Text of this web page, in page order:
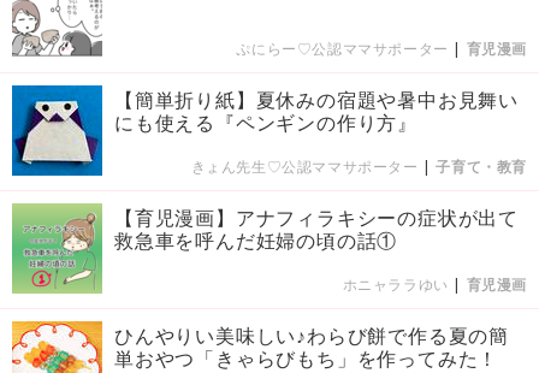
ぷにらー♡公認ママサポーター | 育児漫画
【簡単折り紙】夏休みの宿題や暑中お見舞い
にも使える『ペンギンの作り方』
きょん先生♡公認ママサポーター |子育て・教育
【育児漫画】アナフィラキシーの症状が出て
救急車を呼んだ妊婦の頃の話①
ホニャララゆい | 育児漫画
ひんやりい美味しい♪わらび餅で作る夏の簡
単おやつ「きゃらびもち」を作ってみた！